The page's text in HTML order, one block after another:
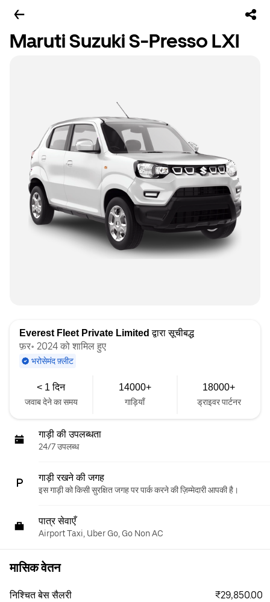
Maruti Suzuki S-Presso LXI
Everest Fleet Private Limited द्वारा सूचीबद्ध
फ़र॰ 2024 को शामिल हुए
भरोसेमंद फ़्लीट
< 1 दिन
जवाब देने का समय
14000+
गाड़ियाँ
18000+
ड्राइवर पार्टनर
गाड़ी की उपलब्धता
24/7 उपलब्ध
गाड़ी रखने की जगह
इस गाड़ी को किसी सुरक्षित जगह पर पार्क करने की ज़िम्मेदारी आपकी है।
पात्र सेवाएँ
Airport Taxi, Uber Go, Go Non AC
मासिक वेतन
निश्चित बेस सैलरी ₹29,850.00